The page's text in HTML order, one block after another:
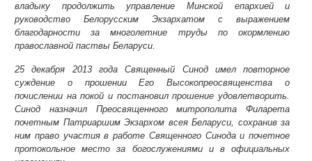
владыку продолжить управление Минской епархией и
руководство Белорусским Экзархатом с выражением
благодарности за многолетние труды по окормлению
православной паствы Беларуси.
25 декабря 2013 года Священный Синод имел повторное
суждение о прошении Его Высокопреосвященства о
почислении на покой и постановил прошение удовлетворить.
Синод назначил Преосвященного митрополита Филарета
почетным Патриаршим Экзархом всея Беларуси, сохранив за
ним право участия в работе Священного Синода и почетное
протокольное место за богослужениями и в официальных